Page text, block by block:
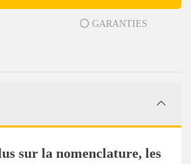
GARANTIES
sur la nomenclature, les